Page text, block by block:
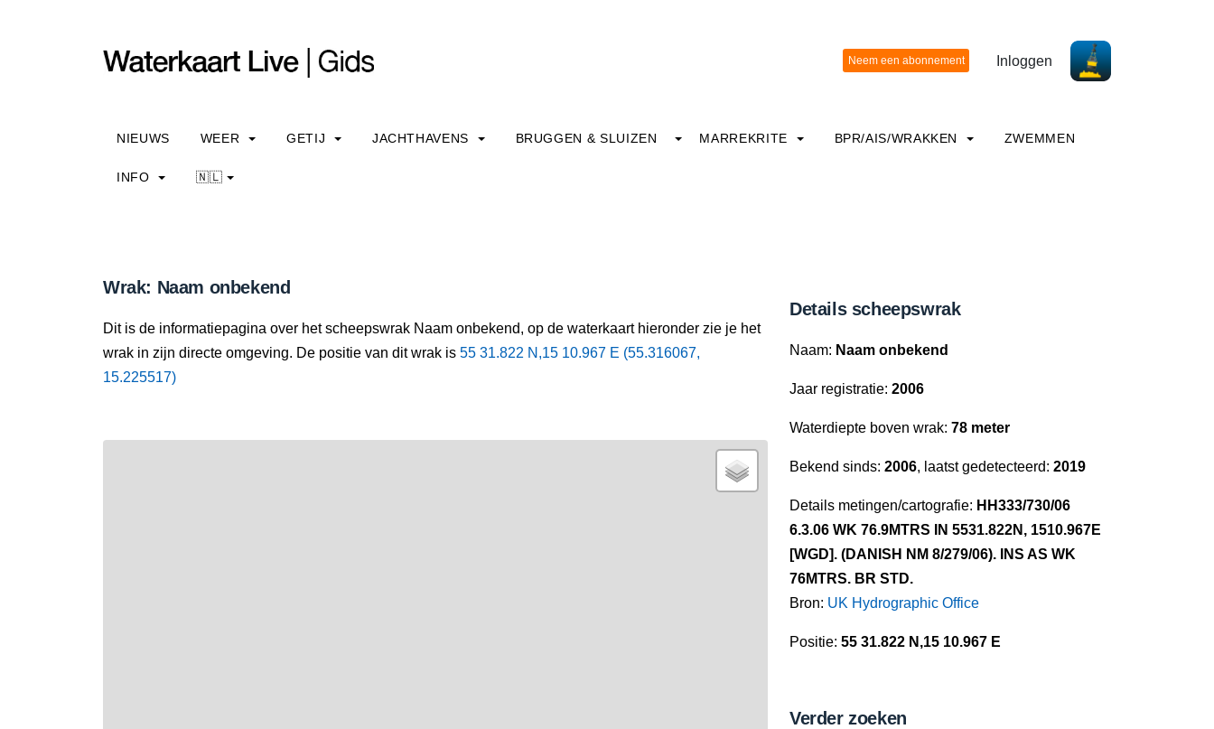
Inloggen
NIEUWS WEER GETIJ JACHTHAVENS BRUGGEN & SLUIZEN MARREKRITE BPR/AIS/WRAKKEN ZWEMMEN
INFO 🇳🇱
Wrak: Naam onbekend
Dit is de informatiepagina over het scheepswrak Naam onbekend, op de waterkaart hieronder zie je het
wrak in zijn directe omgeving. De positie van dit wrak is 55 31.822 N,15 10.967 E (55.316067,
15.225517)
Details scheepswrak
Naam: Naam onbekend
Jaar registratie: 2006
Waterdiepte boven wrak: 78 meter
Bekend sinds: 2006, laatst gedetecteerd: 2019
Details metingen/cartografie: HH333/730/06
6.3.06 WK 76.9MTRS IN 5531.822N, 1510.967E
[WGD]. (DANISH NM 8/279/06). INS AS WK
76MTRS. BR STD.
Bron: UK Hydrographic Office
Positie: 55 31.822 N,15 10.967 E
Verder zoeken